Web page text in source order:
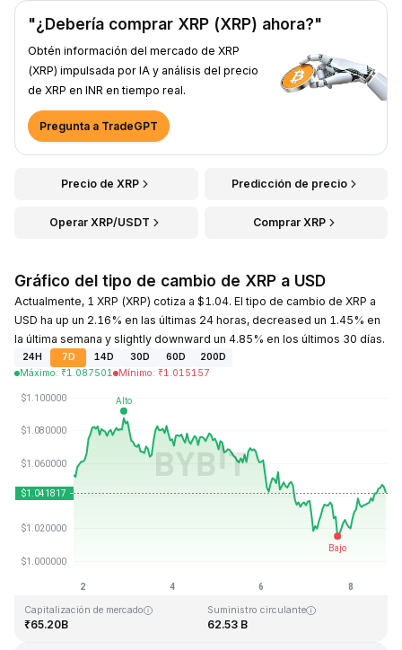
"¿Debería comprar XRP (XRP) ahora?"
Obtén información del mercado de XRP
(XRP) impulsada por IA y análisis del precio
de XRP en INR en tiempo real.
Pregunta a TradeGPT
Precio de XRP Predicción de precio
Operar XRP/USDT Comprar XRP
Gráfico del tipo de cambio de XRP a USD
Actualmente, 1 XRP (XRP) cotiza a $1.04. El tipo de cambio de XRP a
USD ha up un 2.16% en las últimas 24 horas, decreased un 1.45% en
la última semana y slightly downward un 4.85% en los últimos 30 días.
24H 7D 14D 30D 60D
200D
Máximo: ₹1.087501 Mínimo: ₹1.015157
Máximo histórico
₹0.002686
Capitalización de mercado
₹65.20B
Suministro circulante
62.53 B